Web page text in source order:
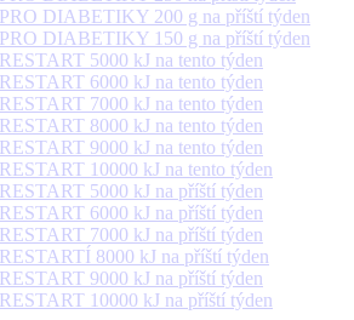
DIABETIKY 200 g na příští týden
DIABETIKY 150 g na příští týden
5000 kJ na tento týden
6000 kJ na tento týden
7000 kJ na tento týden
8000 kJ na tento týden
9000 kJ na tento týden
10000 kJ na tento týden
5000 kJ na příští týden
6000 kJ na příští týden
7000 kJ na příští týden
8000 kJ na příští týden
9000 kJ na příští týden
10000 kJ na příští týden